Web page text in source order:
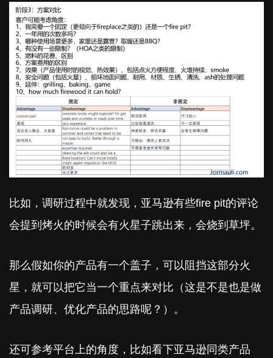
比如，调研过程中就发现，亚马逊有些fire pit的评论
会提到烤火的时候会有火星子跳出来，会烧到草坪。
那么假如你的产品有一个盖子，可以阻挡这部分火
星，就可以把它当一个重点来对比（这是不是也是做
产品调研、优化产品的思路呢？）。
还可参考平台上的角度，比如看下亚马逊同类产品